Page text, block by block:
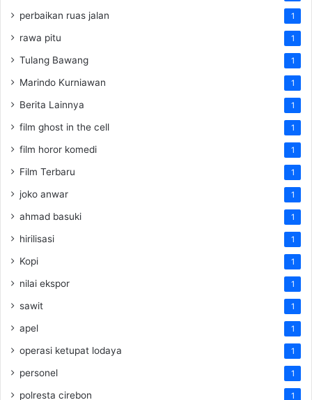
perbaikan ruas jalan 1
rawa pitu 1
Tulang Bawang 1
Marindo Kurniawan 1
Berita Lainnya 1
film ghost in the cell 1
film horor komedi 1
Film Terbaru 1
joko anwar 1
ahmad basuki 1
hirilisasi 1
Kopi 1
nilai ekspor 1
sawit 1
apel 1
operasi ketupat lodaya 1
personel 1
polresta cirebon 1